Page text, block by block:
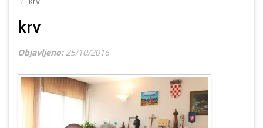
krv
Objavljeno: 25/10/2016